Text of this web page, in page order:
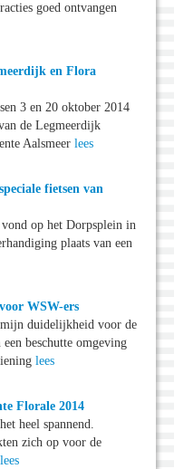
goed ontvangen
en Flora
3 en 20 oktober 2014
de Legmeerdijk
Aalsmeer lees
fietsen van
op het Dorpsplein in
plaats van een
WSW-ers
duidelijkheid voor de
beschutte omgeving
lees
Florale 2014
heel spannend.
zich op voor de
lees